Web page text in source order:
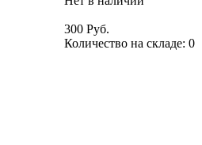
300 Руб.
Количество на складе: 0